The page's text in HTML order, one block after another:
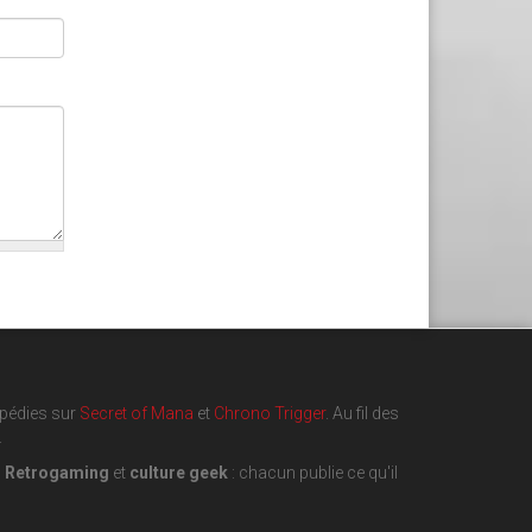
sur Secret of Mana et Chrono Trigger. Au fil des
Retrogaming et culture geek : chacun publie ce qu'il